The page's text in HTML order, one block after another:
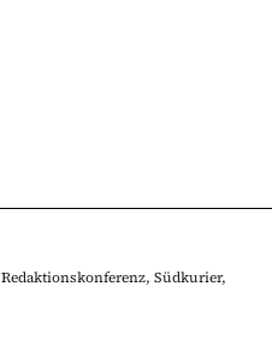
Redaktionskonferenz, Südkurier,